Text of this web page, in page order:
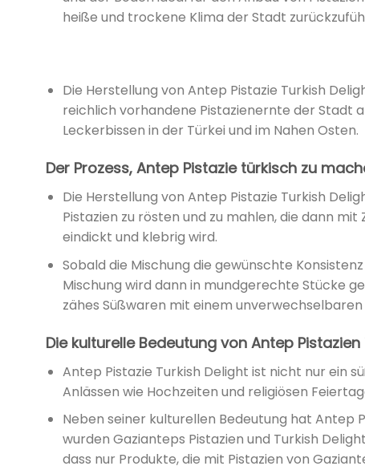
heiße und trockene Klima der Stadt
Die Herstellung von Antep Pistazie Turkish
reichlich vorhandene Pistazienernte der Stadt
Leckerbissen in der Türkei und im Nahen Osten.
Der Prozess, Antep Pistazie türkisch zu
Die Herstellung von Antep Pistazie Turkish
Pistazien zu rösten und zu mahlen, die dann
eindickt und klebrig wird.
Sobald die Mischung die gewünschte
Mischung wird dann in mundgerechte Stücke
zähes Süßwaren mit einem
Die kulturelle Bedeutung von Antep
Antep Pistazie Turkish Delight ist nicht nur ein
Anlässen wie Hochzeiten und religiösen
Neben seiner kulturellen Bedeutung hat Antep
wurden Gazianteps Pistazien und Turkish
dass nur Produkte, die mit Pistazien von